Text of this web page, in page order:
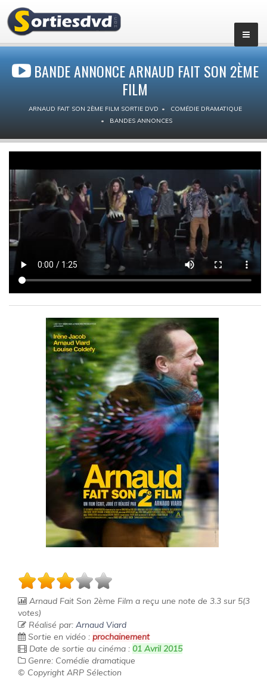
BANDE ANNONCE ARNAUD FAIT SON 2ÈME
FILM
ARNAUD FAIT SON 2ÈME FILM SORTIE DVD
COMÉDIE DRAMATIQUE
BANDES ANNONCES
Arnaud Fait Son 2ème Film a reçu une note de 3.3 sur 5(3
votes)
Réalisé par: Arnaud Viard
Sortie en vidéo : prochainement
Date de sortie au cinéma : 01 Avril 2015
Genre: Comédie dramatique
© Copyright ARP Sélection